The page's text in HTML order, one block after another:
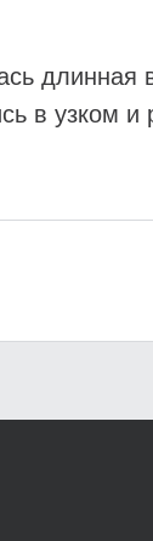
длинная
в узком